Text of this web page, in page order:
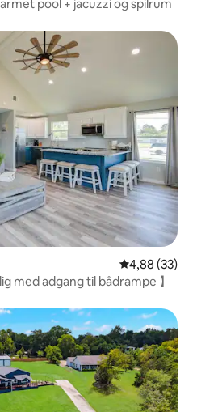
pool + jacuzzi og spilrum
4,88 ud af 5 i
4,88 (33)
med adgang til bådrampe 】